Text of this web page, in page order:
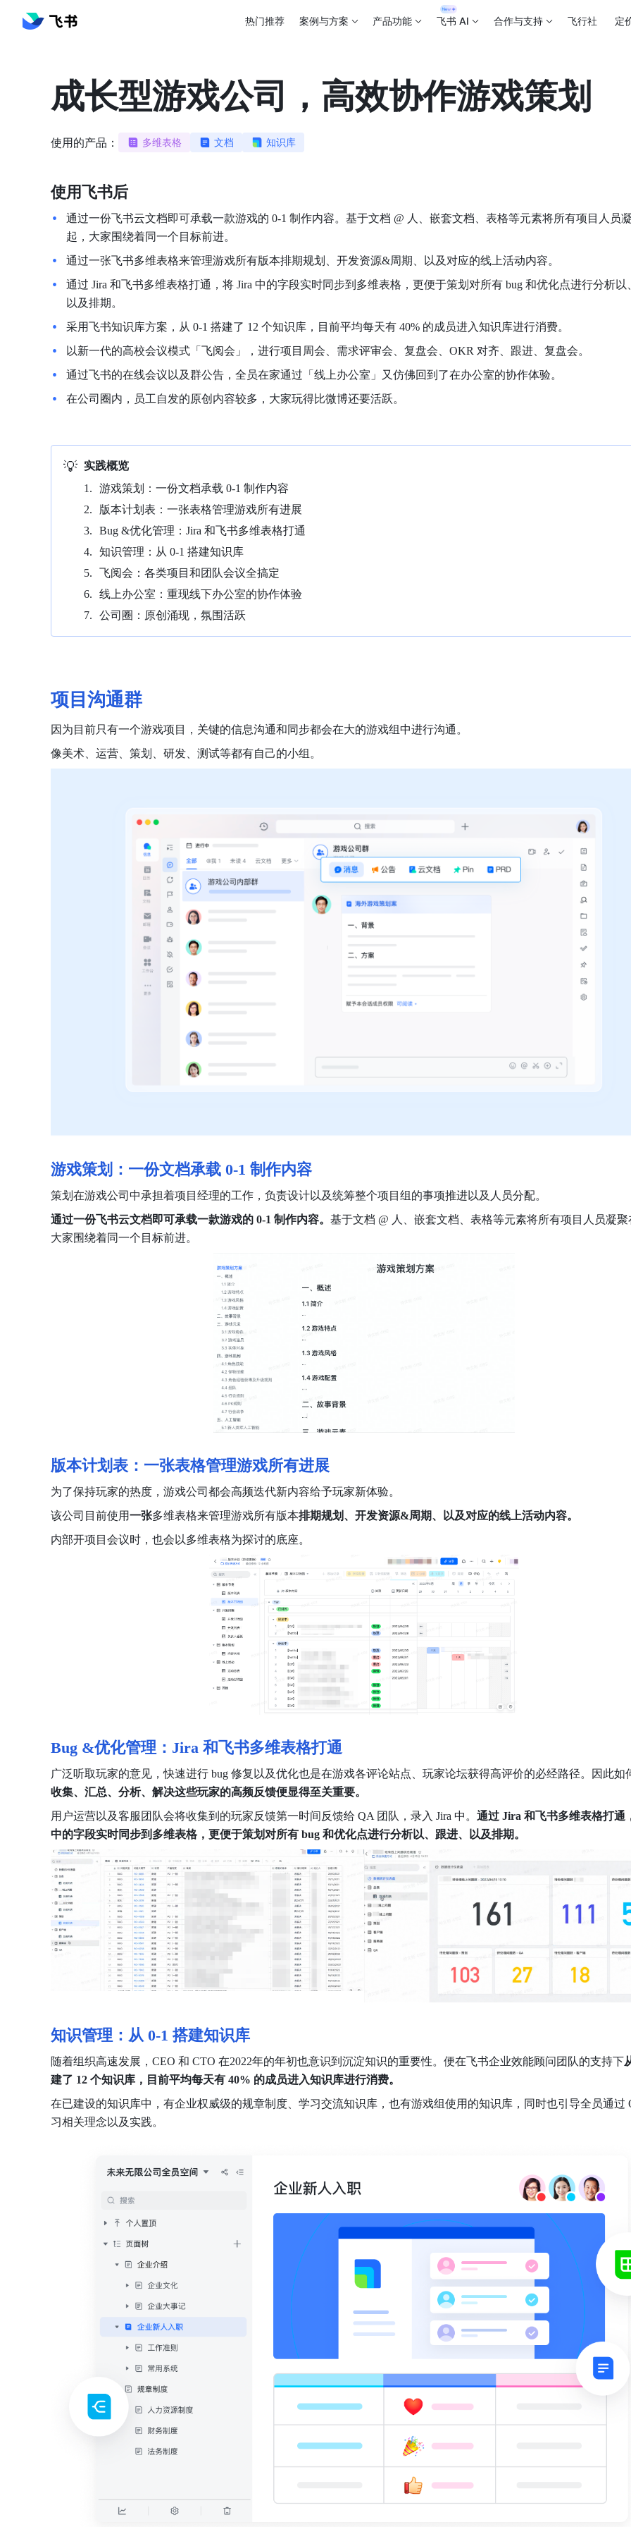
热门推荐 案例与方案 产品功能 飞书 AI 合作与支持 飞行社 定
成长型游戏公司，高效协作游戏策划
使用的产品： 多维表格 文档 知识库
使用飞书后
通过一份飞书云文档即可承载一款游戏的 0-1 制作内容。基于文档 @ 人、嵌套文档、表格等元素将所有项目人员
起，大家围绕着同一个目标前进。
通过一张飞书多维表格来管理游戏所有版本排期规划、开发资源&周期、以及对应的线上活动内容。
通过 Jira 和飞书多维表格打通，将 Jira 中的字段实时同步到多维表格，更便于策划对所有 bug 和优化点进行分析以
以及排期。
采用飞书知识库方案，从 0-1 搭建了 12 个知识库，目前平均每天有 40% 的成员进入知识库进行消费。
以新一代的高校会议模式「飞阅会」，进行项目周会、需求评审会、复盘会、OKR 对齐、跟进、复盘会。
通过飞书的在线会议以及群公告，全员在家通过「线上办公室」又仿佛回到了在办公室的协作体验。
在公司圈内，员工自发的原创内容较多，大家玩得比微博还要活跃。
💡 实践概览
游戏策划：一份文档承载 0-1 制作内容
版本计划表：一张表格管理游戏所有进展
Bug &优化管理：Jira 和飞书多维表格打通
知识管理：从 0-1 搭建知识库
飞阅会：各类项目和团队会议全搞定
线上办公室：重现线下办公室的协作体验
公司圈：原创涌现，氛围活跃
项目沟通群
因为目前只有一个游戏项目，关键的信息沟通和同步都会在大的游戏组中进行沟通。
像美术、运营、策划、研发、测试等都有自己的小组。
游戏策划：一份文档承载 0-1 制作内容
策划在游戏公司中承担着项目经理的工作，负责设计以及统筹整个项目组的事项推进以及人员分配。
通过一份飞书云文档即可承载一款游戏的 0-1 制作内容。 基于文档 @ 人、嵌套文档、表格等元素将所有项目人员凝
大家围绕着同一个目标前进。
版本计划表：一张表格管理游戏所有进展
为了保持玩家的热度，游戏公司都会高频迭代新内容给予玩家新体验。
该公司目前使用一张多维表格来管理游戏所有版本排期规划、开发资源&周期、以及对应的线上活动内容。
内部开项目会议时，也会以多维表格为探讨的底座。
Bug &优化管理：Jira 和飞书多维表格打通
广泛听取玩家的意见，快速进行 bug 修复以及优化也是在游戏各评论站点、玩家论坛获得高评价的必经路径。
因此如
收集、汇总、分析、解决这些玩家的高频反馈便显得至关重要。
用户运营以及客服团队会将收集到的玩家反馈第一时间反馈给 QA 团队，录入 Jira 中。 通过 Jira 和飞书多维表格打通
中的字段实时同步到多维表格，更便于策划对所有 bug 和优化点进行分析以、跟进、以及排期。
知识管理：从 0-1 搭建知识库
随着组织高速发展，CEO 和 CTO 在2022年的年初也意识到沉淀知识的重要性。便在飞书企业效能顾问团队的支持下
建了 12 个知识库，目前平均每天有 40% 的成员进入知识库进行消费。
在已建设的知识库中，有企业权威级的规章制度、学习交流知识库，也有游戏组使用的知识库，同时也引导全员通过
习相关理念以及实践。